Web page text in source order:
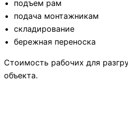
подъем рам
подача монтажникам
складирование
бережная переноска
Стоимость рабочих для
объекта.